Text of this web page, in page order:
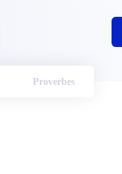
Proverbes